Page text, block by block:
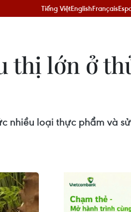
Tiếng ViệtEnglishFrançais
thị lớn ở
nhiều loại thực phẩm và